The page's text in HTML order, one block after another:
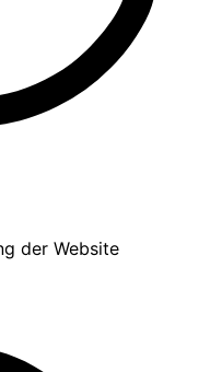
der Website